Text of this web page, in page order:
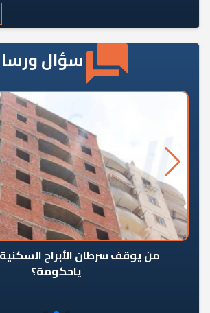
سؤال
من يوقف سرطان الأبراج
ياحكومة؟